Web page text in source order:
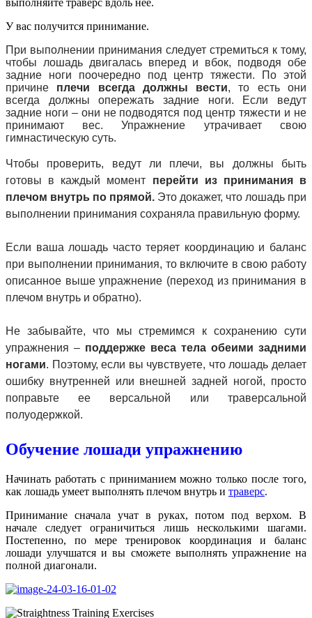
выполняйте траверс вдоль нее.
У вас получится принимание.
При выполнении принимания следует стремиться к тому,
чтобы лошадь двигалась вперед и вбок, подводя обе
задние ноги поочередно под центр тяжести. По этой
причине плечи всегда должны вести, то есть они
всегда должны опережать задние ноги. Если ведут
задние ноги – они не подводятся под центр тяжести и не
принимают вес. Упражнение утрачивает свою
гимнастическую суть.
Чтобы проверить, ведут ли плечи, вы должны быть
готовы в каждый момент перейти из принимания в
плечом внутрь по прямой. Это докажет, что лошадь при
выполнении принимания сохраняла правильную форму.
Если ваша лошадь часто теряет координацию и баланс
при выполнении принимания, то включите в свою работу
описанное выше упражнение (переход из принимания в
плечом внутрь и обратно).
Не забывайте, что мы стремимся к сохранению сути
упражнения – поддержке веса тела обеими задними
ногами. Поэтому, если вы чувствуете, что лошадь делает
ошибку внутренней или внешней задней ногой, просто
поправьте ее версальной или траверсальной
полуодержкой.
Обучение лошади упражнению
Начинать работать с приниманием можно только после того,
как лошадь умеет выполнять плечом внутрь и траверс.
Принимание сначала учат в руках, потом под верхом. В
начале следует ограничиться лишь несколькими шагами.
Постепенно, по мере тренировок координация и баланс
лошади улучшатся и вы сможете выполнять упражнение на
полной диагонали.